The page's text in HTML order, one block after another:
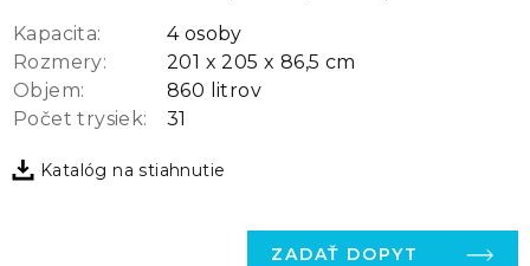
Kapacita:
4 osoby
Rozmery:
201 x 205 x 86,5 cm
Objem:
860 litrov
Počet trysiek:
31
Katalóg na stiahnutie
ZADAŤ DOPYT